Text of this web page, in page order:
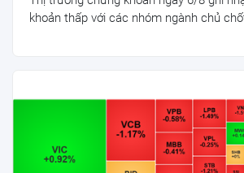
khoản thấp với các nhóm ngành chủ